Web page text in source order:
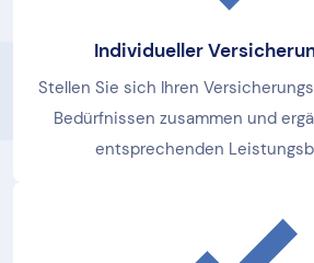
Individueller
Stellen Sie sich Ihren
Bedürfnissen zusammen und
entsprechenden